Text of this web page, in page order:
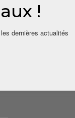
!
dernières actualités